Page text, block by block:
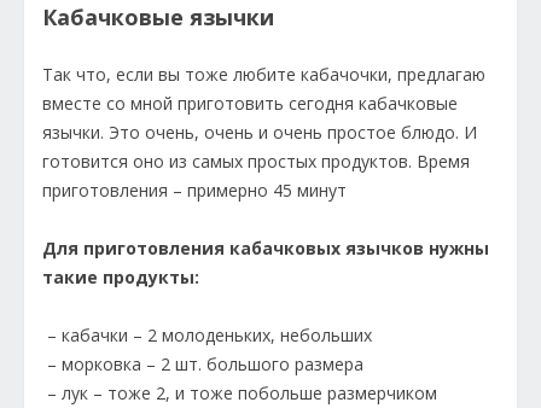
Кабачковые язычки
Так что, если вы тоже любите кабачочки, предлагаю
вместе со мной приготовить сегодня кабачковые
язычки. Это очень, очень и очень простое блюдо. И
готовится оно из самых простых продуктов. Время
приготовления – примерно 45 минут
Для приготовления кабачковых язычков нужны
такие продукты:
– кабачки – 2 молоденьких, небольших
– морковка – 2 шт. большого размера
– лук – тоже 2, и тоже побольше размерчиком